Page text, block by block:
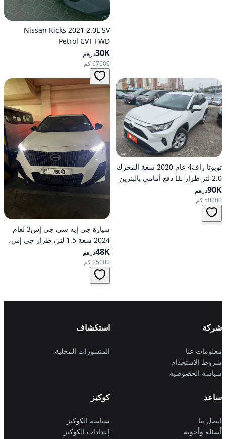
Nissan Kicks 2021 2.0L SV
Petrol CVT FWD
30Kدرهم
67000 كم
تويوتا راف4 عام 2020 سعة المحرك
2.0 لتر طراز LE دفع أمامي بالبنزين
أوتوماتيكي
90Kدرهم
50000 كم
سيارة جي إيه سي جي إس3 لعام
2024 سعة 1.5 لتر، طراز جي إس،
تعمل بالبنزين، ناقل حركة
أوتوماتيكي، دفع أمامي
48Kدرهم
25000 كم
شركة
معلومات عنا
شروط الاستخدام
سياسة الخصوصية
استكشاف
المنشورات المحلية
ساعد
اتصل بنا
أسئلة وأجوبة
كوكيز
سياسة الكوكيز
إعدادات الكوكيز